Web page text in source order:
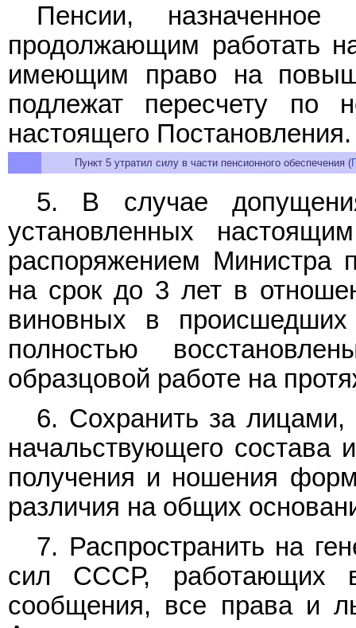
Пенсии,
продолжающим работать
имеющим право на
подлежат пересчету
настоящего Постановления.
Пункт 5 утратил силу в части пенсионного обеспечения (
5. В случае
установленных
распоряжением Министра
на срок до 3 лет в
виновных в
полностью
образцовой работе на
6. Сохранить за
начальствующего состава
получения и ношения
различия на общих
7. Распространить на
сил СССР, работающих
сообщения, все права и